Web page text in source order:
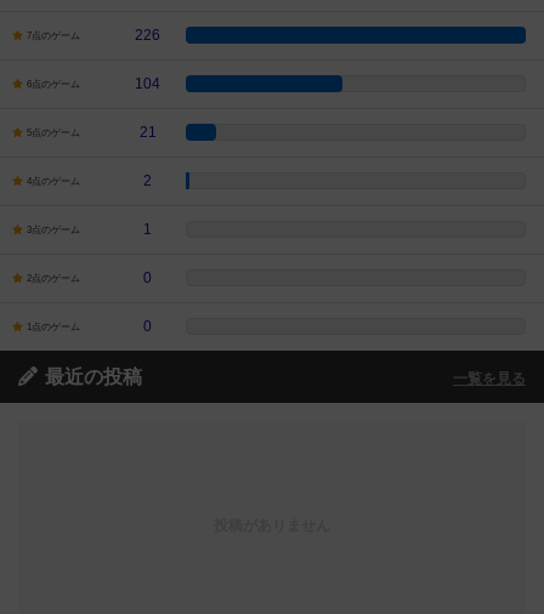
7点のゲーム 226
6点のゲーム 104
5点のゲーム 21
4点のゲーム 2
3点のゲーム 1
2点のゲーム 0
1点のゲーム 0
最近の投稿 一覧を見る